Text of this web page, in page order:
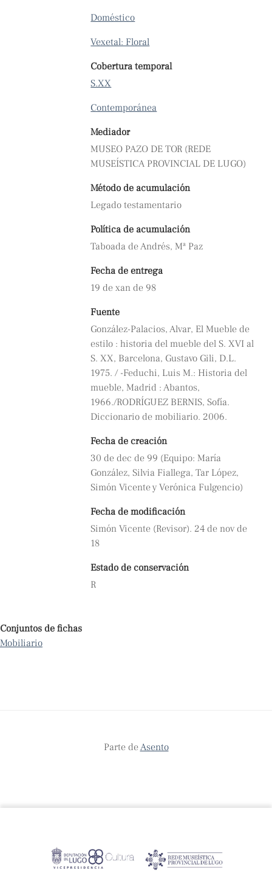
Doméstico
Vexetal: Floral
Cobertura temporal
S.XX
Contemporánea
Mediador
MUSEO PAZO DE TOR (REDE
MUSEÍSTICA PROVINCIAL DE LUGO)
Método de acumulación
Legado testamentario
Política de acumulación
Taboada de Andrés, Mª Paz
Fecha de entrega
19 de xan de 98
Fuente
González-Palacios, Alvar, El Mueble de
estilo : historia del mueble del S. XVI al
S. XX, Barcelona, Gustavo Gili, D.L.
1975. / -Feduchi, Luis M.: Historia del
mueble, Madrid : Abantos,
1966./RODRÍGUEZ BERNIS, Sofía.
Diccionario de mobiliario. 2006.
Fecha de creación
30 de dec de 99 (Equipo: María
González, Silvia Fiallega, Tar López,
Simón Vicente y Verónica Fulgencio)
Fecha de modificación
Simón Vicente (Revisor). 24 de nov de
18
Estado de conservación
R
Conjuntos de fichas
Mobiliario
Parte deAsento